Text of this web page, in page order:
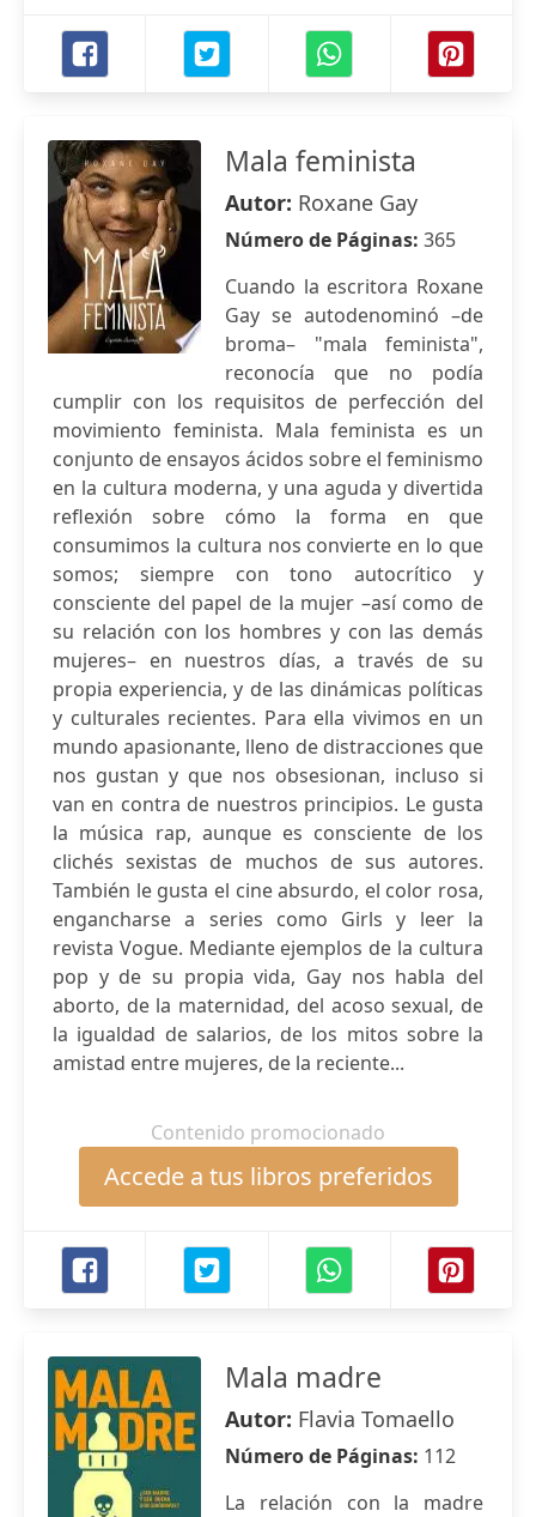
Mala feminista
Autor: Roxane Gay
Número de Páginas: 365
Cuando la escritora Roxane
Gay se autodenominó –de
broma– "mala feminista",
reconocía que no podía
cumplir con los requisitos de perfección del
movimiento feminista. Mala feminista es un
conjunto de ensayos ácidos sobre el feminismo
en la cultura moderna, y una aguda y divertida
reflexión sobre cómo la forma en que
consumimos la cultura nos convierte en lo que
somos; siempre con tono autocrítico y
consciente del papel de la mujer –así como de
su relación con los hombres y con las demás
mujeres– en nuestros días, a través de su
propia experiencia, y de las dinámicas políticas
y culturales recientes. Para ella vivimos en un
mundo apasionante, lleno de distracciones que
nos gustan y que nos obsesionan, incluso si
van en contra de nuestros principios. Le gusta
la música rap, aunque es consciente de los
clichés sexistas de muchos de sus autores.
También le gusta el cine absurdo, el color rosa,
engancharse a series como Girls y leer la
revista Vogue. Mediante ejemplos de la cultura
pop y de su propia vida, Gay nos habla del
aborto, de la maternidad, del acoso sexual, de
la igualdad de salarios, de los mitos sobre la
amistad entre mujeres, de la reciente...
Contenido promocionado
Accede a tus libros preferidos
Mala madre
Autor: Flavia Tomaello
Número de Páginas: 112
La relación con la madre